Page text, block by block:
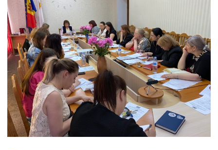
de
participare
Planuri
de
achiziții
Anticorupție